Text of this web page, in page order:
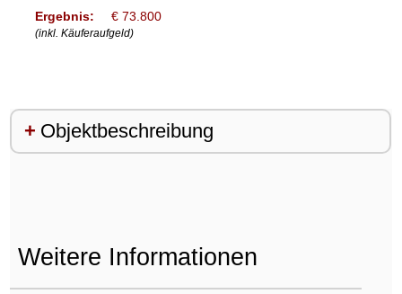
Ergebnis:
€ 73.800
(inkl. Käuferaufgeld)
Objektbeschreibung
Weitere Informationen